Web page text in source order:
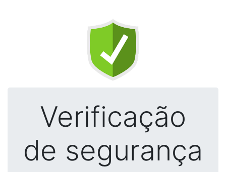
Verificação
de segurança